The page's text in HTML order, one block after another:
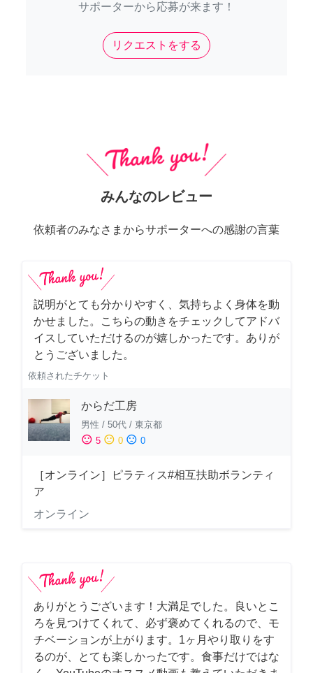
サポーターから応募が来ます！
リクエストをする
みんなのレビュー
依頼者のみなさまからサポーターへの感謝の言葉
説明がとても分かりやすく、気持ちよく身体を動
かせました。こちらの動きをチェックしてアドバ
イスしていただけるのが嬉しかったです。ありが
とうございました。
依頼されたチケット
からだ工房
男性 / 50代 / 東京都
sentiment_satisfied 5 sentiment_neutral 0 sentiment_dissatisfied 0
［オンライン］ピラティス#相互扶助ボランティ
ア
オンライン
ありがとうございます！大満足でした。良いとこ
ろを見つけてくれて、必ず褒めてくれるので、モ
チベーションが上がります。1ヶ月やり取りをす
るのが、とても楽しかったです。食事だけではな